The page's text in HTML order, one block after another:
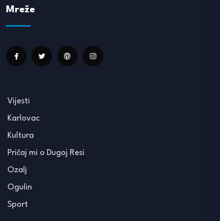
Mreže
Vijesti
Karlovac
Kultura
Pričaj mi o Dugoj Resi
Ozalj
Ogulin
Sport